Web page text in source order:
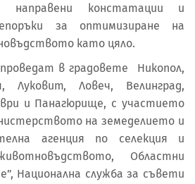
констатации и
за оптимизиране на
като цяло.
в градовете Никопол,
Луковит, Ловеч, Велинград,
и Панагюрище, с участието
на земеделието и
агенция по селекция и
Областни
Национална служба за съвети